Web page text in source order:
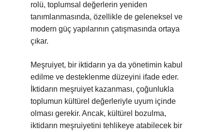
rolü, toplumsal değerlerin yeniden
tanımlanmasında, özellikle de geleneksel ve
modern güç yapılarının çatışmasında ortaya
çıkar.
Meşruiyet, bir iktidarın ya da yönetimin kabul
edilme ve desteklenme düzeyini ifade eder.
İktidarın meşruiyet kazanması, çoğunlukla
toplumun kültürel değerleriyle uyum içinde
olması gerekir. Ancak, kültürel bozulma,
iktidarın meşruiyetini tehlikeye atabilecek bir